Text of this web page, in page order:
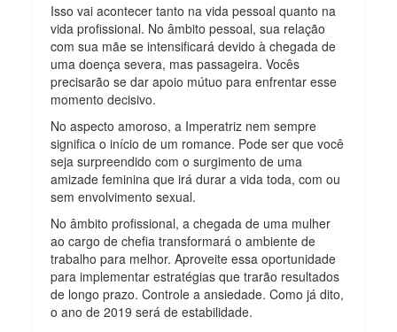
Isso vai acontecer tanto na vida pessoal quanto na
vida profissional. No âmbito pessoal, sua relação
com sua mãe se intensificará devido à chegada de
uma doença severa, mas passageira. Vocês
precisarão se dar apoio mútuo para enfrentar esse
momento decisivo.
No aspecto amoroso, a Imperatriz nem sempre
significa o início de um romance. Pode ser que você
seja surpreendido com o surgimento de uma
amizade feminina que irá durar a vida toda, com ou
sem envolvimento sexual.
No âmbito profissional, a chegada de uma mulher
ao cargo de chefia transformará o ambiente de
trabalho para melhor. Aproveite essa oportunidade
para implementar estratégias que trarão resultados
de longo prazo. Controle a ansiedade. Como já dito,
o ano de 2019 será de estabilidade.